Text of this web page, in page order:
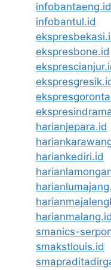
infobantaeng.id
infobantul.id
ekspresbone.id
harianjepara.id
hariankediri.id
harianmalang.id
smanics-
smakstlouis.id